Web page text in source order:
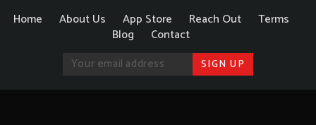
Home About Us App Store Reach Out
Terms
Blog
Contact